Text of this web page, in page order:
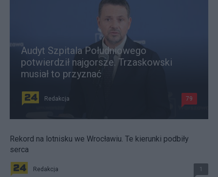
Audyt Szpitala Południowego
potwierdził najgorsze. Trzaskowski
musiał to przyznać
Redakcja 79
Rekord na lotnisku we Wrocławiu. Te kierunki podbiły
serca
Redakcja 1